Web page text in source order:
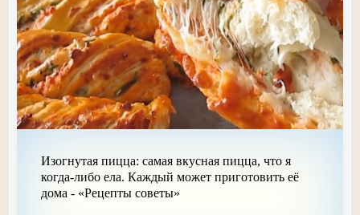
Изогнутая пицца: самая вкусная пицца, что я
когда-либо ела. Каждый может приготовить её
дома - «Рецепты советы»